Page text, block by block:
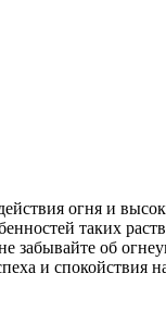
огня и
таких
забывайте об
и спокойствия